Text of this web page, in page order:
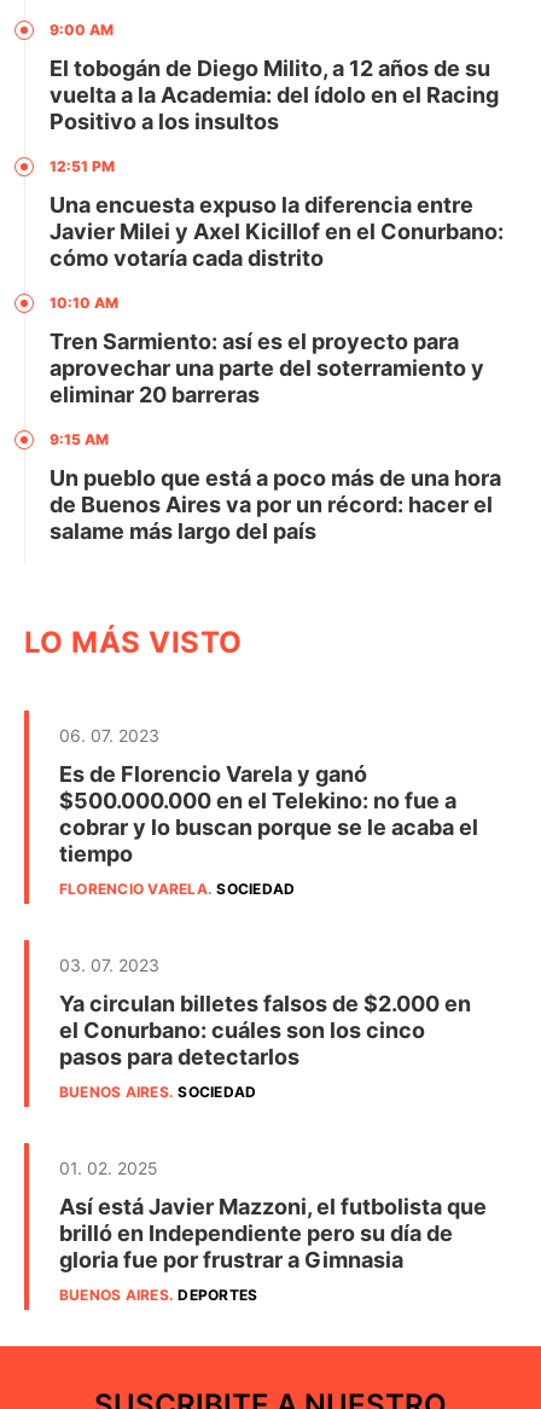
9:00 AM
El tobogán de Diego Milito, a 12 años de su
vuelta a la Academia: del ídolo en el Racing
Positivo a los insultos
12:51 PM
Una encuesta expuso la diferencia entre
Javier Milei y Axel Kicillof en el Conurbano:
cómo votaría cada distrito
10:10 AM
Tren Sarmiento: así es el proyecto para
aprovechar una parte del soterramiento y
eliminar 20 barreras
9:15 AM
Un pueblo que está a poco más de una hora
de Buenos Aires va por un récord: hacer el
salame más largo del país
LO MÁS VISTO
06. 07. 2023
Es de Florencio Varela y ganó
$500.000.000 en el Telekino: no fue a
cobrar y lo buscan porque se le acaba el
tiempo
FLORENCIO VARELA.SOCIEDAD
03. 07. 2023
Ya circulan billetes falsos de $2.000 en
el Conurbano: cuáles son los cinco
pasos para detectarlos
BUENOS AIRES.SOCIEDAD
01. 02. 2025
Así está Javier Mazzoni, el futbolista que
brilló en Independiente pero su día de
gloria fue por frustrar a Gimnasia
BUENOS AIRES.DEPORTES